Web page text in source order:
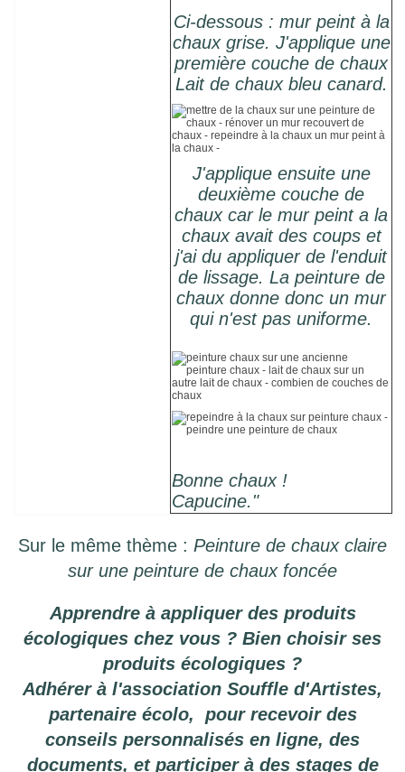
Ci-dessous : mur peint à la
chaux grise. J'applique une
première couche de chaux
Lait de chaux bleu canard.
J'applique ensuite une
deuxième couche de
chaux car le mur peint a la
chaux avait des coups et
j'ai du appliquer de l'enduit
de lissage. La peinture de
chaux donne donc un mur
qui n'est pas uniforme.
Bonne chaux !
Capucine."
Sur le même thème : Peinture de chaux claire
sur une peinture de chaux foncée
Apprendre à appliquer des produits
écologiques chez vous ? Bien choisir ses
produits écologiques ?
Adhérer à l'association Souffle d'Artistes,
partenaire écolo, pour recevoir des
conseils personnalisés en ligne, des
documents, et participer à des stages de